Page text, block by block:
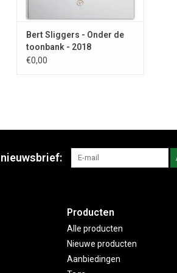
Bert Sliggers - Onder de
toonbank - 2018
€0,00
Producten
Alle producten
Nieuwe producten
Aanbiedingen